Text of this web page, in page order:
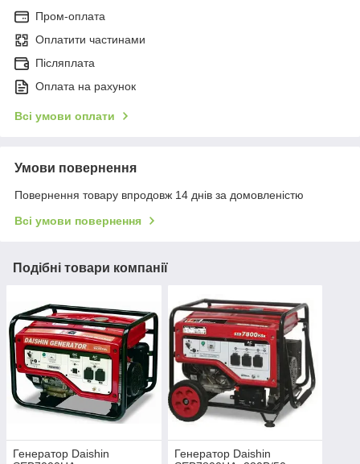
Пром-оплата
Оплатити частинами
Післяплата
Оплата на рахунок
Всі умови оплати
Умови повернення
Повернення товару впродовж 14 днів за домовленістю
Всі умови повернення
Подібні товари компанії
Генератор Daishin
Генератор Daishin